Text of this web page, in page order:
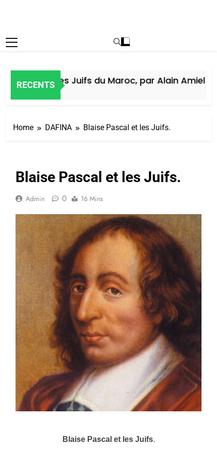
RECENTS
Histoire des Juifs du Maroc, par Alain Amiel
Home DAFINA Blaise Pascal et les Juifs.
Blaise Pascal et les Juifs.
Admin 0 16 Mins
Blaise Pascal et les Juifs.